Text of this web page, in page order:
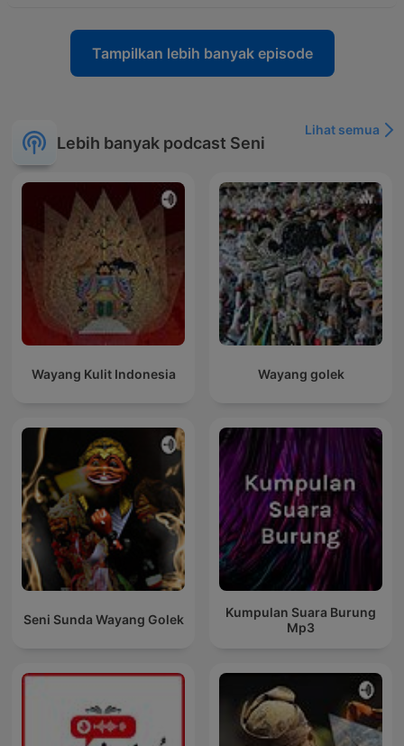
Tampilkan lebih banyak episode
Lebih banyak podcast Seni
Lihat semua
Wayang Kulit Indonesia Wayang golek
Seni Sunda Wayang Golek
Kumpulan Suara Burung
Mp3